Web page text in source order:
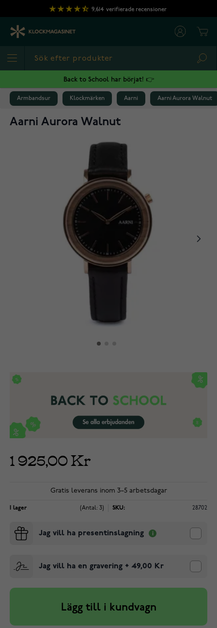
Hoppa till innehållet
9,614 verifierade recensioner
Back to School har börjat! 👉
Armbandsur Klockmärken Aarni Aarni Aurora Walnut
Aarni Aurora Walnut
1 925,00 Kr
Gratis leverans inom 3–5 arbetsdagar
I lager (Antal: 3) SKU: 28702
Jag vill ha presentinslagning
Jag vill ha en gravering + 49,00 Kr
Lägg till i kundvagn